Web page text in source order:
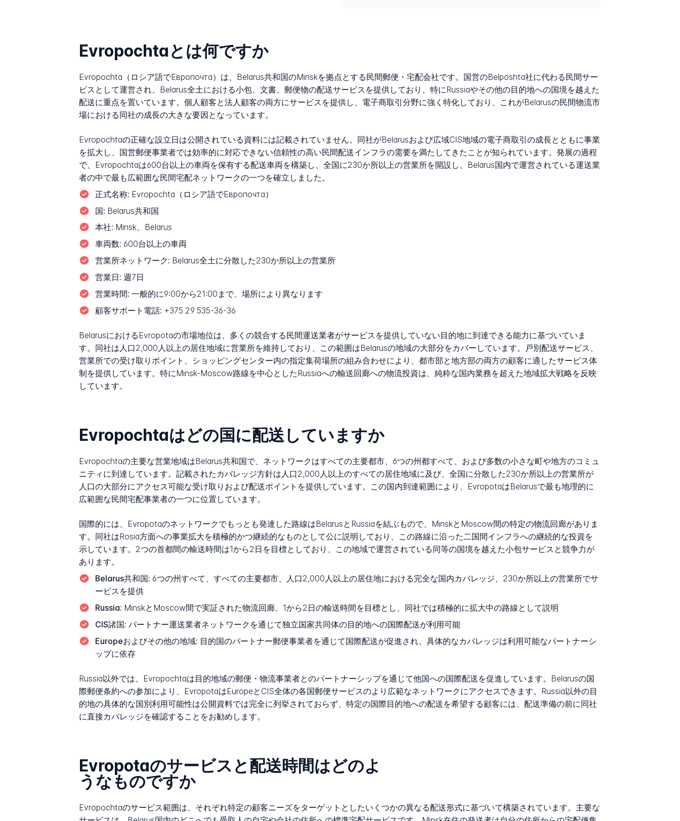
Evropochtaとは何ですか
Evropochta（ロシア語でЕвропочта）は、Belarus共和国のMinskを拠点とする民間郵便・宅配会社です。国営のBelposhta社に代わる民間サー
ビスとして運営され、Belarus全土における小包、文書、郵便物の配送サービスを提供しており、特にRussiaやその他の目的地への国境を越えた
配送に重点を置いています。個人顧客と法人顧客の両方にサービスを提供し、電子商取引分野に強く特化しており、これがBelarusの民間物流市
場における同社の成長の大きな要因となっています。
Evropochtaの正確な設立日は公開されている資料には記載されていません。同社がBelarusおよび広域CIS地域の電子商取引の成長とともに事業
を拡大し、国営郵便事業者では効率的に対応できない信頼性の高い民間配送インフラの需要を満たしてきたことが知られています。発展の過程
で、Evropochtaは600台以上の車両を保有する配送車両を構築し、全国に230か所以上の営業所を開設し、Belarus国内で運営されている運送業
者の中で最も広範囲な民間宅配ネットワークの一つを確立しました。
正式名称: Evropochta（ロシア語でЕвропочта）
国: Belarus共和国
本社: Minsk、Belarus
車両数: 600台以上の車両
営業所ネットワーク: Belarus全土に分散した230か所以上の営業所
営業日: 週7日
営業時間: 一般的に9:00から21:00まで、場所により異なります
顧客サポート電話: +375 29 535-36-36
BelarusにおけるEvropotaの市場地位は、多くの競合する民間運送業者がサービスを提供していない目的地に到達できる能力に基づいていま
す。同社は人口2,000人以上の居住地域に営業所を維持しており、この範囲はBelarusの地域の大部分をカバーしています。戸別配送サービス、
営業所での受け取りポイント、ショッピングセンター内の指定集荷場所の組み合わせにより、都市部と地方部の両方の顧客に適したサービス体
制を提供しています。特にMinsk-Moscow路線を中心としたRussiaへの輸送回廊への物流投資は、純粋な国内業務を超えた地域拡大戦略を反映
しています。
Evropochtaはどの国に配送していますか
Evropochtaの主要な営業地域はBelarus共和国で、ネットワークはすべての主要都市、6つの州都すべて、および多数の小さな町や地方のコミュ
ニティに到達しています。記載されたカバレッジ方針は人口2,000人以上のすべての居住地域に及び、全国に分散した230か所以上の営業所が
人口の大部分にアクセス可能な受け取りおよび配送ポイントを提供しています。この国内到達範囲により、EvropotaはBelarusで最も地理的に
広範囲な民間宅配事業者の一つに位置しています。
国際的には、Evropotaのネットワークでもっとも発達した路線はBelarusとRussiaを結ぶもので、MinskとMoscow間の特定の物流回廊がありま
す。同社はRosia方面への事業拡大を積極的かつ継続的なものとして公に説明しており、この路線に沿った二国間インフラへの継続的な投資を
示しています。2つの首都間の輸送時間は1から2日を目標としており、この地域で運営されている同等の国境を越えた小包サービスと競争力が
あります。
Belarus共和国: 6つの州すべて、すべての主要都市、人口2,000人以上の居住地における完全な国内カバレッジ、230か所以上の営業所でサ
ービスを提供
Russia: MinskとMoscow間で実証された物流回廊、1から2日の輸送時間を目標とし、同社では積極的に拡大中の路線として説明
CIS諸国: パートナー運送業者ネットワークを通じて独立国家共同体の目的地への国際配送が利用可能
Europeおよびその他の地域: 目的国のパートナー郵便事業者を通じて国際配送が促進され、具体的なカバレッジは利用可能なパートナーシ
ップに依存
Russia以外では、Evropochtaは目的地域の郵便・物流事業者とのパートナーシップを通じて他国への国際配送を促進しています。Belarusの国
際郵便条約への参加により、EvropotaはEuropeとCIS全体の各国郵便サービスのより広範なネットワークにアクセスできます。Russia以外の目
的地の具体的な国別利用可能性は公開資料では完全に列挙されておらず、特定の国際目的地への配送を希望する顧客には、配送準備の前に同社
に直接カバレッジを確認することをお勧めします。
Evropotaのサービスと配送時間はどのよ
うなものですか
Evropochtaのサービス範囲は、それぞれ特定の顧客ニーズをターゲットとしたいくつかの異なる配送形式に基づいて構築されています。主要な